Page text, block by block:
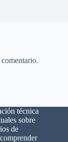
técnica
sobre
de